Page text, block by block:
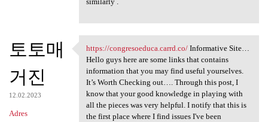
토토매
거진
12.02.2023
Adres
https://congresoeduca.carrd
https://congresoeduca.carrd.co/Informative Site…
Hello guys here are some links that contains
information that you may find useful yourselves.
It’s Worth Checking out…. Through this post, I
know that your good knowledge in playing with
all the pieces was very helpful. I notify that this is
the first place where I find issues I've been